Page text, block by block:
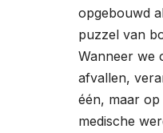
opgebouwd
puzzel van
Wanneer we
afvallen,
één, maar op
medische